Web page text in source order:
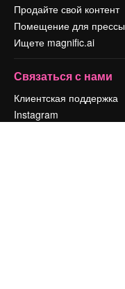
Продайте свой контент
Помещение для прессы
Ищете magnific.ai
Связаться с нами
Клиентская поддержка
Instagram